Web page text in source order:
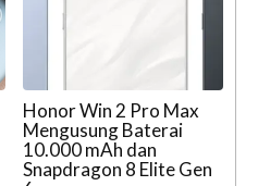
Honor Win 2 Pro Max
Mengusung Baterai
10.000 mAh dan
Snapdragon 8 Elite Gen